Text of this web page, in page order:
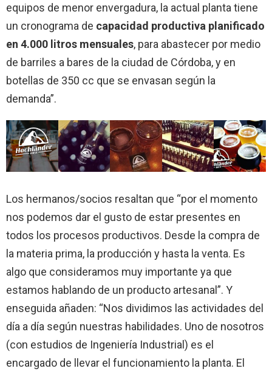
equipos de menor envergadura, la actual planta tiene
un cronograma de capacidad productiva planificado
en 4.000 litros mensuales, para abastecer por medio
de barriles a bares de la ciudad de Córdoba, y en
botellas de 350 cc que se envasan según la
demanda”.
Los hermanos/socios resaltan que “por el momento
nos podemos dar el gusto de estar presentes en
todos los procesos productivos. Desde la compra de
la materia prima, la producción y hasta la venta. Es
algo que consideramos muy importante ya que
estamos hablando de un producto artesanal”. Y
enseguida añaden: “Nos dividimos las actividades del
día a día según nuestras habilidades. Uno de nosotros
(con estudios de Ingeniería Industrial) es el
encargado de llevar el funcionamiento la planta. El